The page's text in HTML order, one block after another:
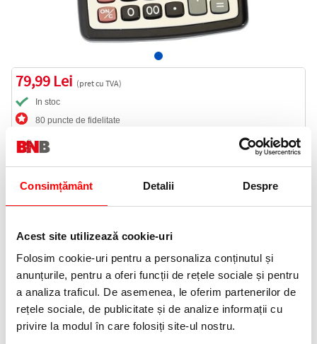
Consimțământ Detalii Despre
Acest site utilizează cookie-uri
Folosim cookie-uri pentru a personaliza conținutul și
anunțurile, pentru a oferi funcții de rețele sociale și pentru
a analiza traficul. De asemenea, le oferim partenerilor de
rețele sociale, de publicitate și de analize informații cu
privire la modul în care folosiți site-ul nostru.
79,99 Lei (pret cu TVA)
In stoc
80 puncte de fidelitate
Bucati:
Telefon:
Adauga in wishlist
Calculator de birou argintiu-negru TM-6016 cu 16 cifre.
Ecran cu vizibilitate foarte buna.